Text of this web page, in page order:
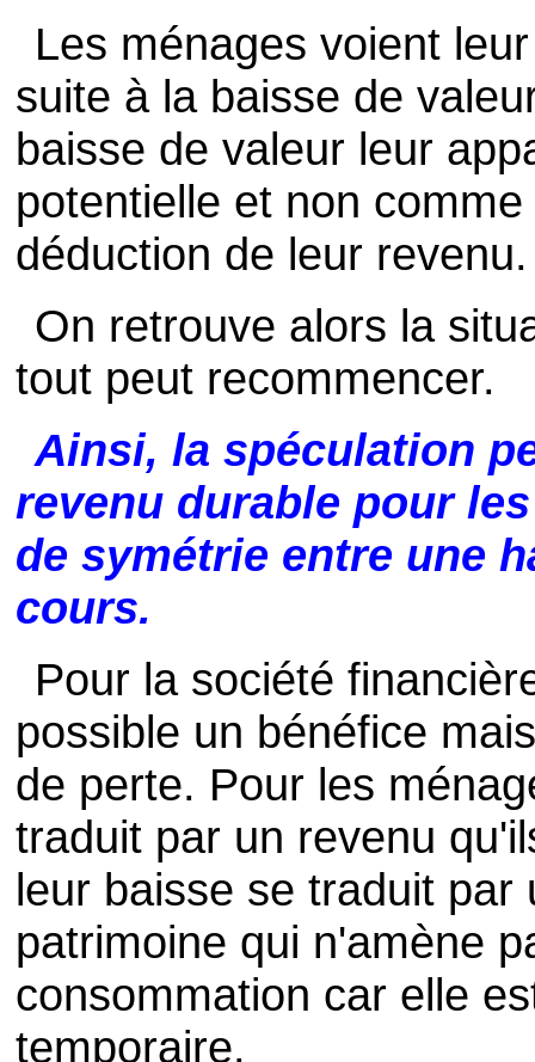
Les ménages voient
suite à la baisse de
baisse de valeur leur
potentielle et non
déduction de leur revenu.
On retrouve alors la
tout peut recommencer.
Ainsi, la spéculation
revenu durable pour
de symétrie entre une
cours.
Pour la société
possible un bénéfice
de perte. Pour les
traduit par un revenu
leur baisse se traduit par
patrimoine qui n'amène
consommation car elle
temporaire.